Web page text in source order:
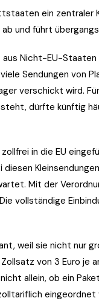
ein zentraler
und führt
Nicht-EU-Staaten
Sendungen von
verschickt wird.
dürfte künftig
in die EU
Mit der
vollständige
weil sie nicht nur
von 3 Euro je
allein, ob ein
eingeordnet